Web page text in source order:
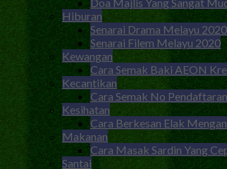
Hiburan
Senarai Drama Melayu 2020
Senarai Filem Melayu 2020
Kewangan
Cara Semak Baki AEON
Kecantikan
Cara Semak No
Kesihatan
Cara Berkesan Elak
Makanan
Cara Masak Sardin Yang
Santai